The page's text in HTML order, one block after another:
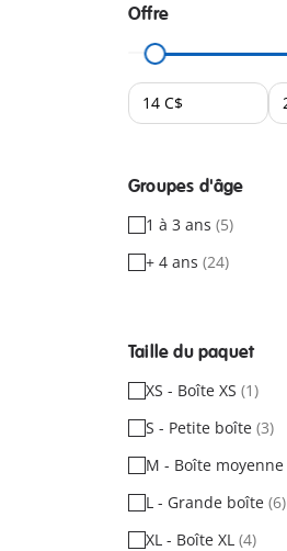
Offre
Groupes d'âge
1 à 3 ans (5)
+ 4 ans (24)
Taille du paquet
XS - Boîte XS (1)
S - Petite boîte (3)
M - Boîte moyenne
L - Grande boîte (6)
XL - Boîte XL (4)